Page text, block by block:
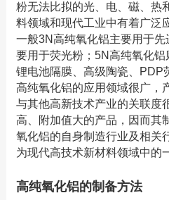
粉无法比拟的光、电、磁、热
料领域和现代工业中有着广泛
一般3N高纯氧化铝主要用于
要用于荧光粉；5N高纯氧化铝
锂电池隔膜、高级陶瓷、PDP
高纯氧化铝的应用领域很广，
与其他高新技术产业的关联度
高、附加值大的产品，因而其
氧化铝的自身制造行业及相关
为现代高技术新材料领域中的
高纯氧化铝的制备方法